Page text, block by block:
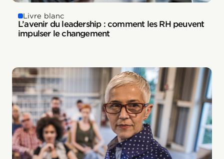
Livre blanc
L’avenir du leadership : comment les RH peuvent
impulser le changement